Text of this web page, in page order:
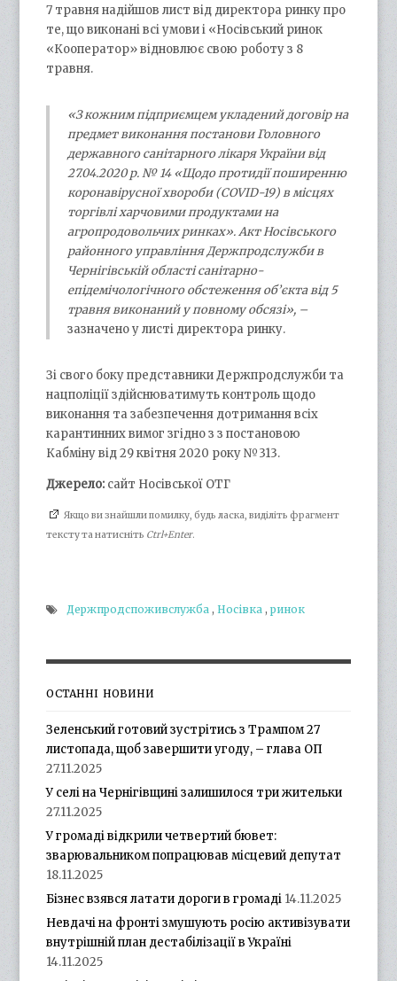
7 травня надійшов лист від директора ринку про
те, що виконані всі умови і «Носівський ринок
«Кооператор» відновлює свою роботу з 8
травня.
«З кожним підприємцем укладений договір на
предмет виконання постанови Головного
державного санітарного лікаря України від
27.04.2020 р. № 14 «Щодо протидії поширенню
коронавірусної хвороби (COVID-19) в місцях
торгівлі харчовими продуктами на
агропродовольчих ринках». Акт Носівського
районного управління Держпродслужби в
Чернігівській області санітарно-
епідемічологічного обстеження об’єкта від 5
травня виконаний у повному обсязі», –
зазначено у листі директора ринку.
Зі свого боку представники Держпродслужби та
нацполіції здійснюватимуть контроль щодо
виконання та забезпечення дотримання всіх
карантинних вимог згідно з з постановою
Кабміну від 29 квітня 2020 року №313.
Джерело: сайт Носівської ОТГ
Якщо ви знайшли помилку, будь ласка, виділіть фрагмент
тексту та натисніть Ctrl+Enter.
Держпродспоживслужба ,Носівка ,ринок
ОСТАННІ НОВИНИ
Зеленський готовий зустрітись з Трампом 27
листопада, щоб завершити угоду, – глава ОП
27.11.2025
У селі на Чернігівщині залишилося три жительки
27.11.2025
У громаді відкрили четвертий бювет:
зварювальником попрацював місцевий депутат
18.11.2025
Бізнес взявся латати дороги в громаді 14.11.2025
Невдачі на фронті змушують росію активізувати
внутрішній план дестабілізації в Україні
14.11.2025